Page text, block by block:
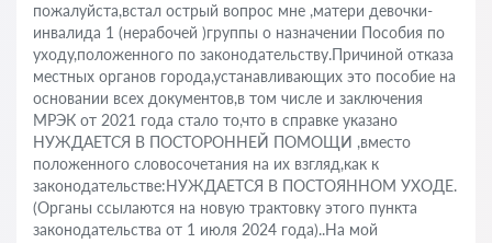
пожалуйста,встал острый вопрос мне ,матери девочки-
инвалида 1 (нерабочей )группы о назначении Пособия по
уходу,положенного по законодательству.Причиной отказа
местных органов города,устанавливающих это пособие на
основании всех документов,в том числе и заключения
МРЭК от 2021 года стало то,что в справке указано
НУЖДАЕТСЯ В ПОСТОРОННЕЙ ПОМОЩИ ,вместо
положенного словосочетания на их взгляд,как к
законодательстве:НУЖДАЕТСЯ В ПОСТОЯННОМ УХОДЕ.
(Органы ссылаются на новую трактовку этого пункта
законодательства от 1 июля 2024 года)..На мой